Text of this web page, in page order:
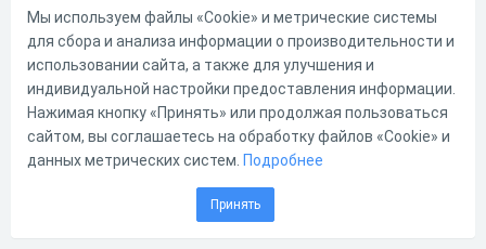
Тест по предмету
"Окружающий мир" для 3
класса по теме "Природа и
наша безопасность"
48
Мы используем файлы «Cookie» и метрические системы
для сбора и анализа информации о производительности и
использовании сайта, а также для улучшения и
индивидуальной настройки предоставления информации.
Нажимая кнопку «Принять» или продолжая пользоваться
сайтом, вы соглашаетесь на обработку файлов «Cookie» и
данных метрических систем. Подробнее
Принять